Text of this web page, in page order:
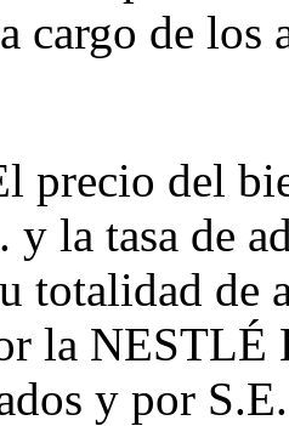
cargo de los
precio del
y la tasa de
totalidad de
la NESTLÉ
y por